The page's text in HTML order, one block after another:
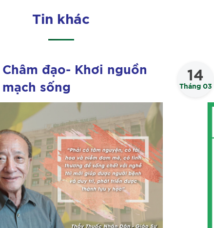
Tin khác
Châm đạo- Khơi nguồn
mạch sống
14
Tháng 03